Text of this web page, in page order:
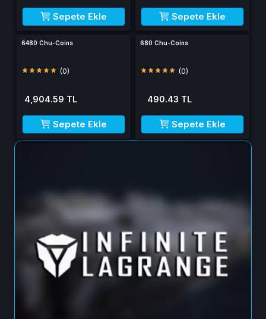
Sepete Ekle Sepete Ekle
6480 Chu-Coins
(0)
4,904.59 TL
Sepete Ekle
680 Chu-Coins
(0)
490.43 TL
Sepete Ekle